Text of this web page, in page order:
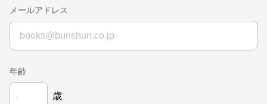
メールアドレス
年齢
歳